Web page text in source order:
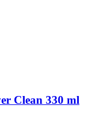
Clean 330 ml